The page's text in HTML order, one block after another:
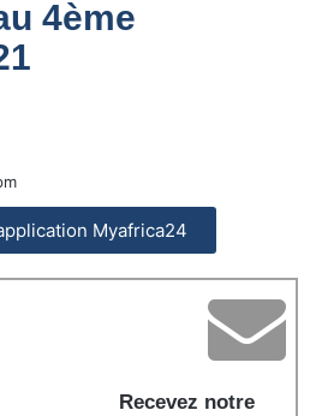
4ème
Myafrica24
Recevez notre